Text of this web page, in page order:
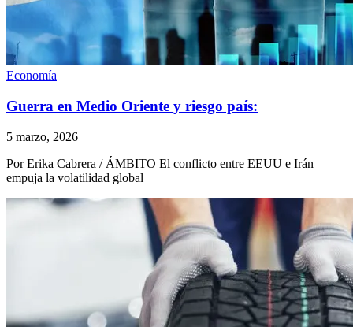
Economía
Guerra en Medio Oriente y riesgo país:
5 marzo, 2026
Por Erika Cabrera / ÁMBITO El conflicto entre EEUU e Irán
empuja la volatilidad global